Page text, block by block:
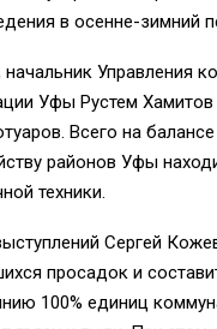
в осенне-зимний
Управления
Уфы Рустем
Всего на
районов Уфы
техники.
Сергей
просадок и
100% единиц